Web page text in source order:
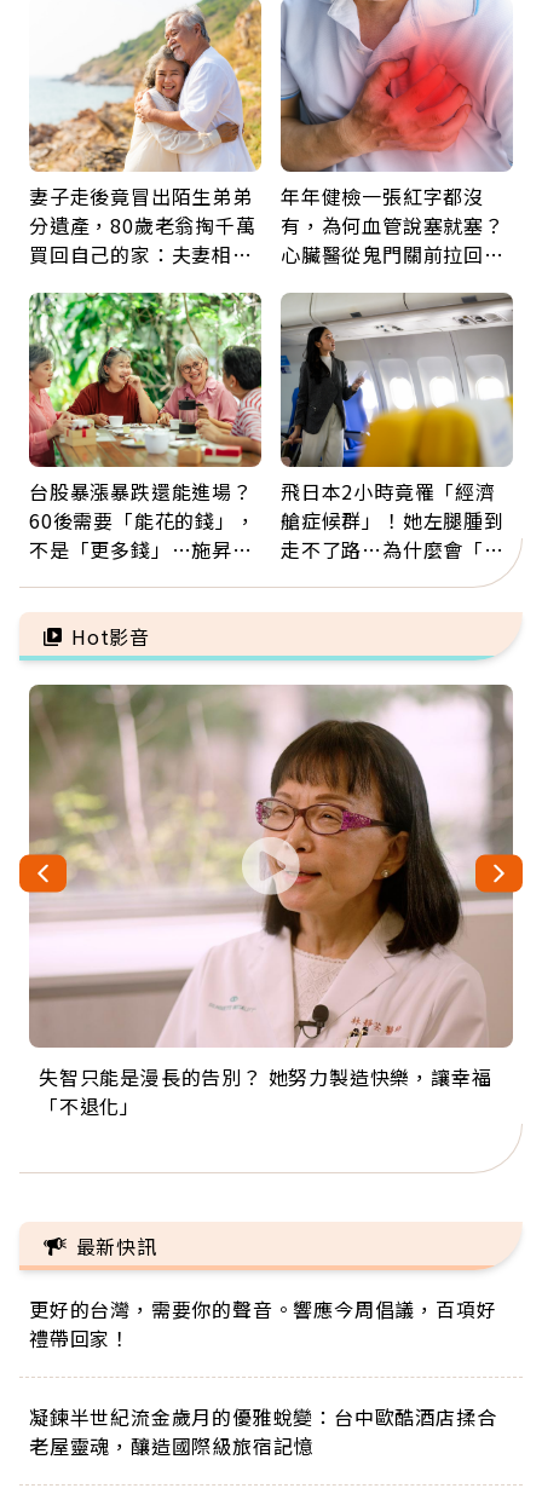
鍵
妻子走後竟冒出陌生弟弟
分遺產，80歲老翁掏千萬
買回自己的家：夫妻相守
年年健檢一張紅字都沒
有，為何血管說塞就塞？
心臟醫從鬼門關前拉回病
字
台股暴漲暴跌還能進場？
60後需要「能花的錢」，
不是「更多錢」…施昇
票
飛日本2小時竟罹「經濟
艙症候群」！她左腿腫到
走不了路…為什麼會「靜
脈血栓」？醫示警7種人
注意
Hot影音
失智只能是漫長的告別？ 她努力製造快樂，讓幸福
「不退化」
來自剛果的巧克力神父 為台灣奉獻36年 「台灣是我
的家，我連作夢都講台語！」
63歲卸矽谷副總、搬回台灣找快樂！「蛋黃哥小
丑」走進安養院，逗樂上萬爺奶：退休後才開始真
104歲打破金氏世界紀錄 成為全球最年長羽球選
手，分享長壽的秘密原來是「這個」
事業巔峰他選擇追夢…黑手阿伯拉小提琴還登上小
巨蛋！連CNN都大讚！
最新快訊
更好的台灣，需要你的聲音。響應今周倡議，百項好
禮帶回家！
凝鍊半世紀流金歲月的優雅蛻變：台中歐酷酒店揉合
老屋靈魂，釀造國際級旅宿記憶